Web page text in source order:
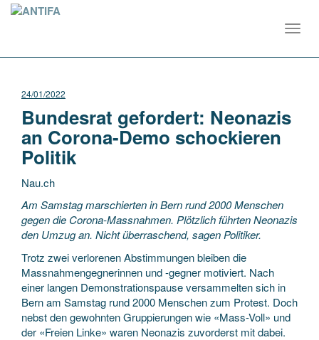
24/01/2022
Bundesrat gefordert: Neonazis
an Corona-Demo schockieren
Politik
Nau.ch
Am Samstag marschierten in Bern rund 2000 Menschen
gegen die Corona-Massnahmen. Plötzlich führten Neonazis
den Umzug an. Nicht überraschend, sagen Politiker.
Trotz zwei verlorenen Abstimmungen bleiben die
Massnahmengegnerinnen und -gegner motiviert. Nach
einer langen Demonstrationspause versammelten sich in
Bern am Samstag rund 2000 Menschen zum Protest. Doch
nebst den gewohnten Gruppierungen wie «Mass-Voll» und
der «Freien Linke» waren Neonazis zuvorderst mit dabei.